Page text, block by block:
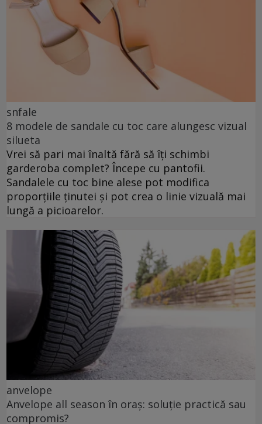
snfale
8 modele de sandale cu toc care alungesc vizual
silueta
Vrei să pari mai înaltă fără să îți schimbi
garderoba complet? Începe cu pantofii.
Sandalele cu toc bine alese pot modifica
proporțiile ținutei și pot crea o linie vizuală mai
lungă a picioarelor.
anvelope
Anvelope all season în oraș: soluție practică sau
compromis?